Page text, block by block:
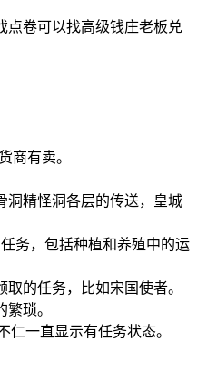
点卷可以找高级钱庄老板兑
商有卖。
洞精怪洞各层的传送，皇城
务，包括种植和养殖中的运
的任务，比如宋国使者。
琐。
一直显示有任务状态。